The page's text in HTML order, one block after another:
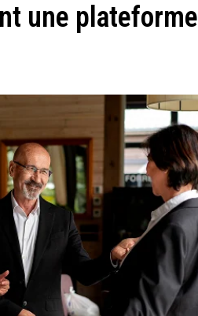
une plateforme